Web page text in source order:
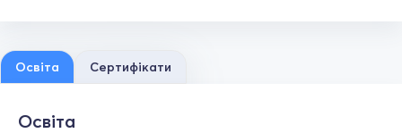
Освіта Сертифікати
Освіта